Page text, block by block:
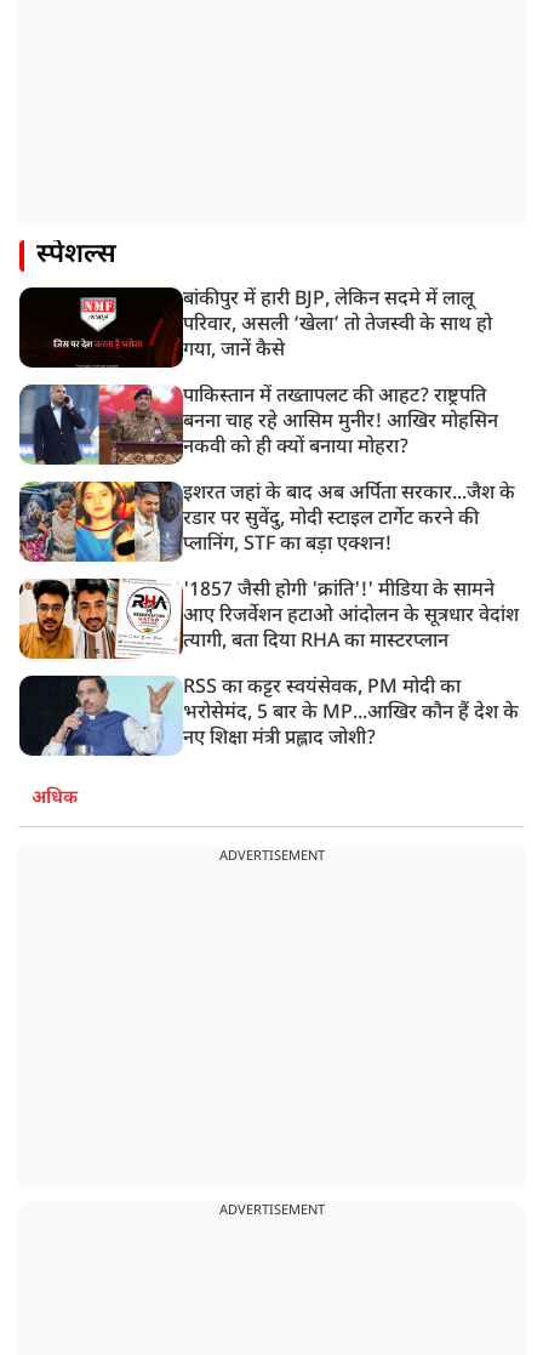
स्पेशल्स
बांकीपुर में हारी BJP, लेकिन सदमे में लालू
परिवार, असली ‘खेला’ तो तेजस्वी के साथ हो
गया, जानें कैसे
पाकिस्तान में तख्तापलट की आहट? राष्ट्रपति
बनना चाह रहे आसिम मुनीर! आखिर मोहसिन
नकवी को ही क्यों बनाया मोहरा?
इशरत जहां के बाद अब अर्पिता सरकार...जैश के
रडार पर सुवेंदु, मोदी स्टाइल टार्गेट करने की
प्लानिंग, STF का बड़ा एक्शन!
'1857 जैसी होगी 'क्रांति'!' मीडिया के सामने
आए रिजर्वेशन हटाओ आंदोलन के सूत्रधार वेदांश
त्यागी, बता दिया RHA का मास्टरप्लान
RSS का कट्टर स्वयंसेवक, PM मोदी का
भरोसेमंद, 5 बार के MP...आखिर कौन हैं देश के
नए शिक्षा मंत्री प्रह्लाद जोशी?
अधिक
ADVERTISEMENT
ADVERTISEMENT